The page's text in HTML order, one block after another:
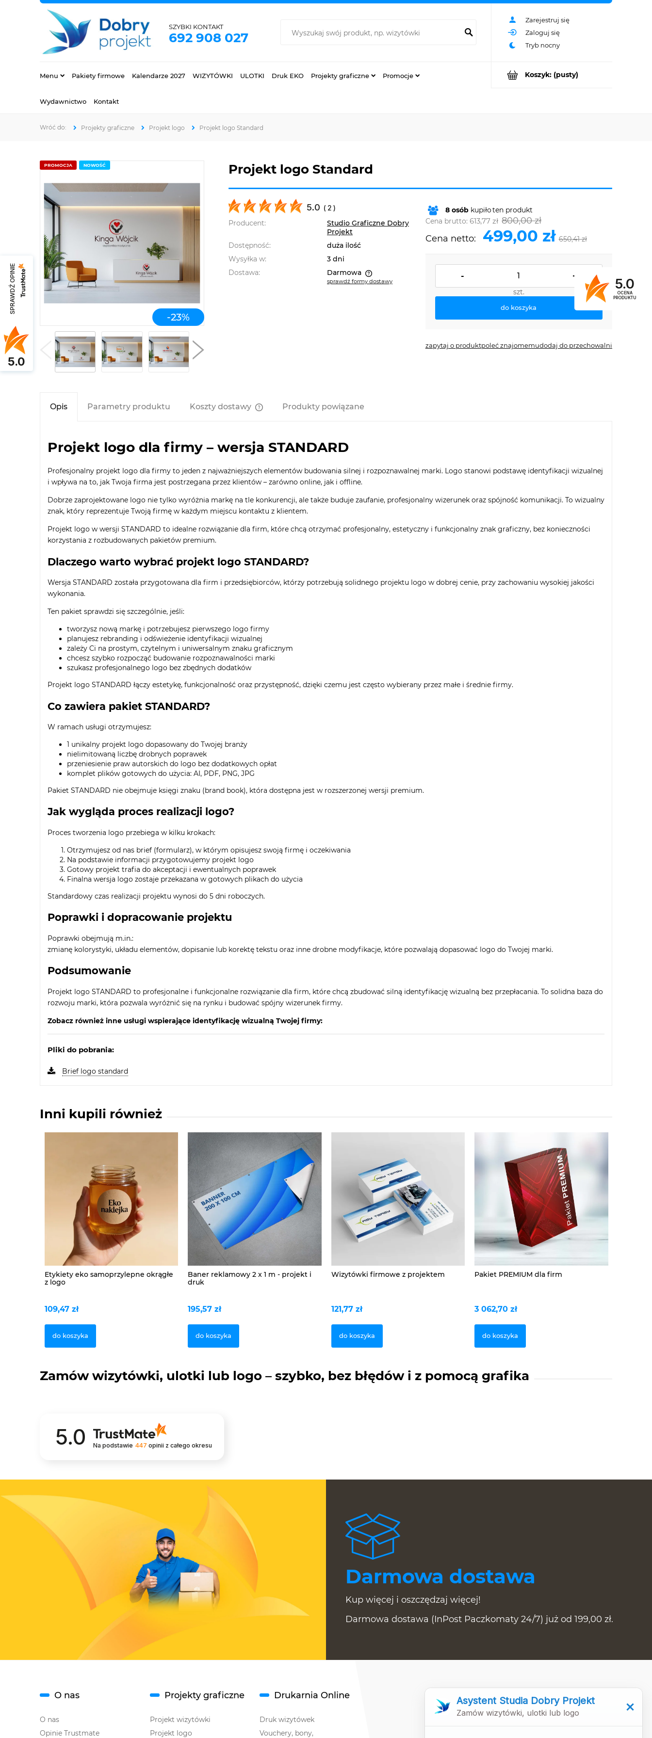
Zarejestruj się
Zaloguj się
SZYBKI KONTAKT
692 908 027
Koszyk: (pusty)
Menu Pakiety firmowe Kalendarze 2027 WIZYTÓWKI ULOTKI Druk EKO Projekty graficzne Promocje
Wydawnictwo Kontakt
Projekty graficzne Projekt logo Projekt logo Standard
Projekt logo Standard
PROMOCJA NOWOŚĆ
-23%
5.0 ( 2 )
Producent:
Studio Graficzne Dobry
Projekt
Dostępność:
duża ilość
Wysyłka w:
3 dni
Dostawa:
Darmowa
sprawdź formy dostawy
8 osóbkupiłoten produkt
Cena brutto: 613,77 zł 800,00 zł
Cena netto:
499,00 zł 650,41 zł
- +
szt.
do koszyka
zapytaj o produktpoleć znajomemudodaj do przechowalni
Opis Parametry produktu Koszty dostawy Produkty powiązane
Projekt logo dla firmy – wersja STANDARD
Profesjonalny projekt logo dla firmy to jeden z najważniejszych elementów budowania silnej i rozpoznawalnej marki. Logo stanowi podstawę identyfikacji wizualnej
i wpływa na to, jak Twoja firma jest postrzegana przez klientów – zarówno online, jak i offline.
Dobrze zaprojektowane logo nie tylko wyróżnia markę na tle konkurencji, ale także buduje zaufanie, profesjonalny wizerunek oraz spójność komunikacji. To wizualny
znak, który reprezentuje Twoją firmę w każdym miejscu kontaktu z klientem.
Projekt logo w wersji STANDARD to idealne rozwiązanie dla firm, które chcą otrzymać profesjonalny, estetyczny i funkcjonalny znak graficzny, bez konieczności
korzystania z rozbudowanych pakietów premium.
Dlaczego warto wybrać projekt logo STANDARD?
Wersja STANDARD została przygotowana dla firm i przedsiębiorców, którzy potrzebują solidnego projektu logo w dobrej cenie, przy zachowaniu wysokiej jakości
wykonania.
Ten pakiet sprawdzi się szczególnie, jeśli:
tworzysz nową markę i potrzebujesz pierwszego logo firmy
planujesz rebranding i odświeżenie identyfikacji wizualnej
zależy Ci na prostym, czytelnym i uniwersalnym znaku graficznym
chcesz szybko rozpocząć budowanie rozpoznawalności marki
szukasz profesjonalnego logo bez zbędnych dodatków
Projekt logo STANDARD łączy estetykę, funkcjonalność oraz przystępność, dzięki czemu jest często wybierany przez małe i średnie firmy.
Co zawiera pakiet STANDARD?
W ramach usługi otrzymujesz:
1 unikalny projekt logo dopasowany do Twojej branży
nielimitowaną liczbę drobnych poprawek
przeniesienie praw autorskich do logo bez dodatkowych opłat
komplet plików gotowych do użycia: AI, PDF, PNG, JPG
Pakiet STANDARD nie obejmuje księgi znaku (brand book), która dostępna jest w rozszerzonej wersji premium.
Jak wygląda proces realizacji logo?
Proces tworzenia logo przebiega w kilku krokach:
Otrzymujesz od nas brief (formularz), w którym opisujesz swoją firmę i oczekiwania
Na podstawie informacji przygotowujemy projekt logo
Gotowy projekt trafia do akceptacji i ewentualnych poprawek
Finalna wersja logo zostaje przekazana w gotowych plikach do użycia
Standardowy czas realizacji projektu wynosi do 5 dni roboczych.
Poprawki i dopracowanie projektu
Poprawki obejmują m.in.:
zmianę kolorystyki, układu elementów, dopisanie lub korektę tekstu oraz inne drobne modyfikacje, które pozwalają dopasować logo do Twojej marki.
Podsumowanie
Projekt logo STANDARD to profesjonalne i funkcjonalne rozwiązanie dla firm, które chcą zbudować silną identyfikację wizualną bez przepłacania. To solidna baza do
rozwoju marki, która pozwala wyróżnić się na rynku i budować spójny wizerunek firmy.
Zobacz również inne usługi wspierające identyfikację wizualną Twojej firmy:
Pliki do pobrania:
Brief logo standard
Inni kupili również
Etykiety eko samoprzylepne okrągłe
z logo
109,47 zł
do koszyka
Baner reklamowy 2 x 1 m - projekt i
druk
195,57 zł
do koszyka
Wizytówki firmowe z projektem
121,77 zł
do koszyka
Pakiet PREMIUM dla firm
3 062,70 zł
do koszyka
Zamów wizytówki, ulotki lub logo – szybko, bez błędów i z pomocą grafika
5.0 Na podstawie 447 opinii z całego okresu
Darmowa dostawa
Kup więcej i oszczędzaj więcej!
Darmowa dostawa (InPost Paczkomaty 24/7) już od 199,00 zł.
Studio Graficzne Dobry Projekt
Profesjonalne projekty graficzne na miarę
Twoich oczekiwań
O nas
O nas
Opinie Trustmate
Projekty graficzne
Projekt wizytówki
Projekt logo
Drukarnia Online
Druk wizytówek
Vouchery, bony,
SPRAWDŹ OPINIE
5.0
5.0
OCENA
PRODUKTU